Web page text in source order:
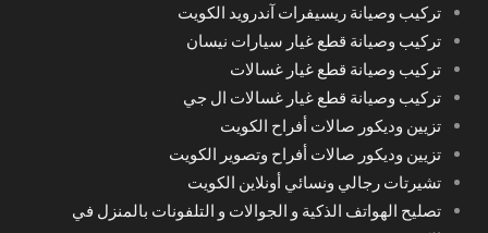
تركيب وصيانة ريسيفرات آندرويد الكويت
تركيب وصيانة قطع غيار سيارات نيسان
تركيب وصيانة قطع غيار غسالات
تركيب وصيانة قطع غيار غسالات ال جي
تزيين وديكور صالات أفراح الكويت
تزيين وديكور صالات أفراح وتصوير الكويت
تشيرتات رجالي ونسائي أونلاين الكويت
تصليح الهواتف الذكية و الجوالات و التلفونات بالمنزل في